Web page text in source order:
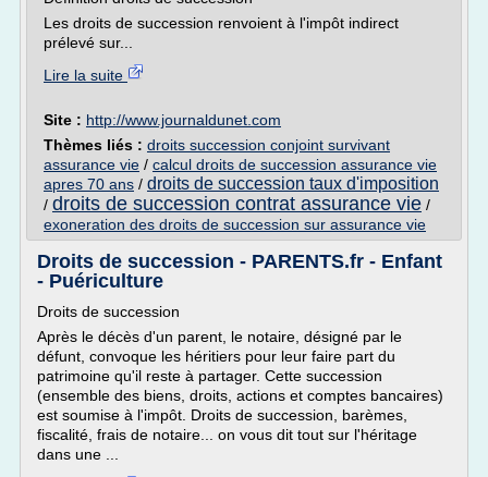
Les droits de succession renvoient à l'impôt indirect
prélevé sur...
Lire la suite
Site : http://www.journaldunet.com
Thèmes liés : droits succession conjoint survivant
assurance vie / calcul droits de succession assurance vie
apres 70 ans / droits de succession taux d'imposition
/ droits de succession contrat assurance vie /
exoneration des droits de succession sur assurance vie
Droits de succession - PARENTS.fr - Enfant
- Puériculture
Droits de succession
Après le décès d'un parent, le notaire, désigné par le
défunt, convoque les héritiers pour leur faire part du
patrimoine qu'il reste à partager. Cette succession
(ensemble des biens, droits, actions et comptes bancaires)
est soumise à l'impôt. Droits de succession, barèmes,
fiscalité, frais de notaire... on vous dit tout sur l'héritage
dans une ...